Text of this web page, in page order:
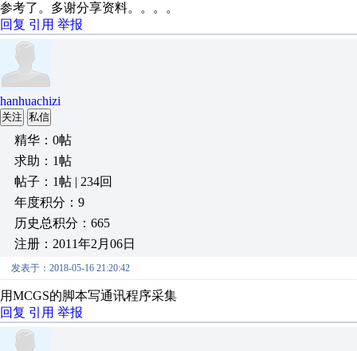
参考了。多谢分享资料。。。。
回复 引用 举报
hanhuachizi
关注 私信
精华：0帖
求助：1帖
帖子：1帖 | 234回
年度积分：9
历史总积分：665
注册：2011年2月06日
发表于：2018-05-16 21:20:42
用MCGS的脚本写通讯程序采集
回复 引用 举报